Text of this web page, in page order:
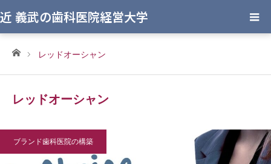
近 義武の歯科医院経営大学
ホームレッドオーシャン
レッドオーシャン
ブランド歯科医院の構築